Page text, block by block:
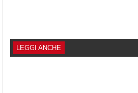
LEGGI ANCHE